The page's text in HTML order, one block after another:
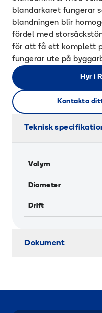
blandarkaret fungerar
blandningen blir
fördel med
för att få ett komplett
fungerar ute på
Hyr i
Kontakta
Teknisk
Volym
Diameter
Drift
Dokument